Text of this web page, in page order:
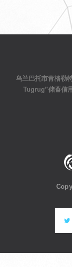
乌兰巴托市青格勒
Tugrug”储蓄信